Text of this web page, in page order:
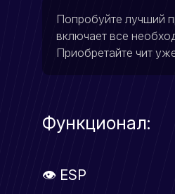
Попробуйте лучший
включает все
Приобретайте чит
Функционал:
👁 ESP